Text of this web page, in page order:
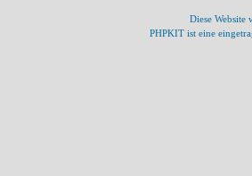
Diese Website
PHPKIT ist eine